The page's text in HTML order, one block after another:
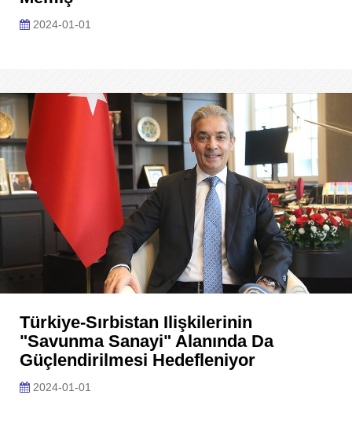
2024-01-01
Türkiye-Sırbistan Ilişkilerinin
"savunma Sanayi" Alanında Da
Güçlendirilmesi Hedefleniyor
2024-01-01